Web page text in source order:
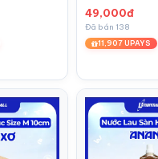
49,000đ
Đã bán 138
11,907 UPAYS